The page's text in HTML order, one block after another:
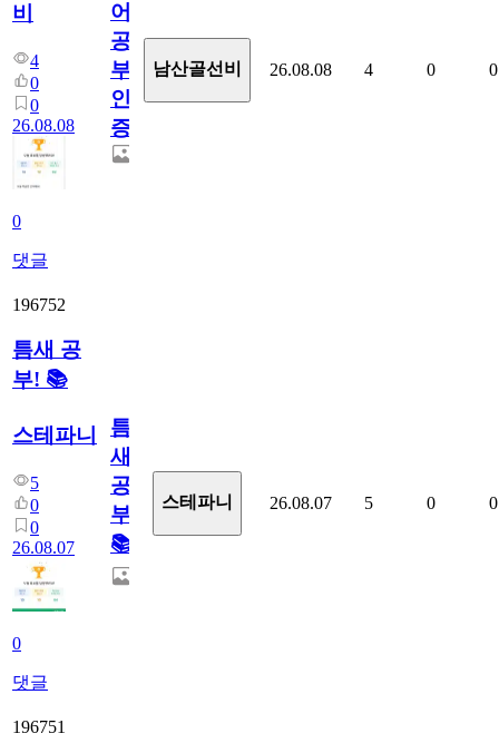
비
4
0
0
26.08.08
0
댓글
어
공
부
인
증
남산골선비 26.08.08 4 0 0
196752
틈새 공
부! 📚
스테파니
5
0
0
26.08.07
0
댓글
틈
새
공
부!
📚
스테파니 26.08.07 5 0 0
196751